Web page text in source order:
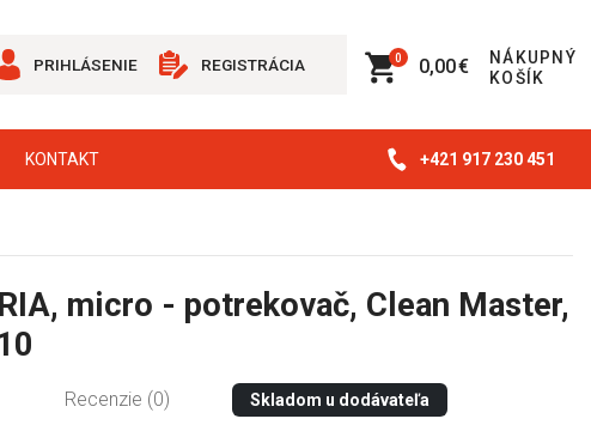
PRIHLÁSENIE REGISTRÁCIA 0,00 €
NÁKUPNÝ
KOŠÍK
0
KONTAKT +421 917 230 451
micro - potrekovač, Clean Master,
Recenzie (0) Skladom u dodávateľa